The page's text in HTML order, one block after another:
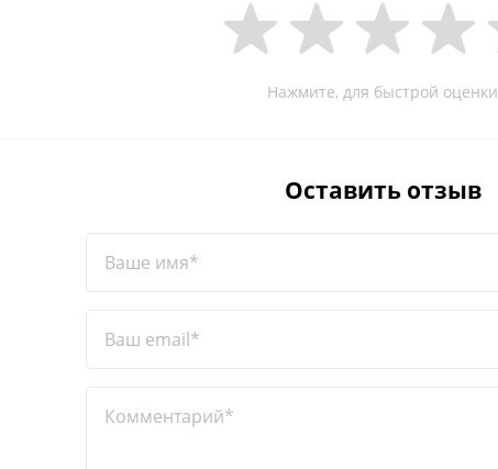
Нажмите, для быстрой оценки
Оставить отзыв
Ваше имя*
Ваш email*
Комментарий*